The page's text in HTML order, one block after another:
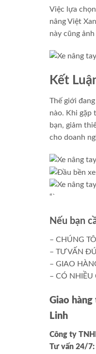
Việc lựa
nâng Việt
này cũng
Kết
Thế giới
nào. Khi gặp
bạn, giảm
cho doanh
“`
Nếu bạn
– CHÚNG
– TƯ VẤN
– GIAO
– CÓ
Giao
Linh
Công ty
Tư vấn 24/